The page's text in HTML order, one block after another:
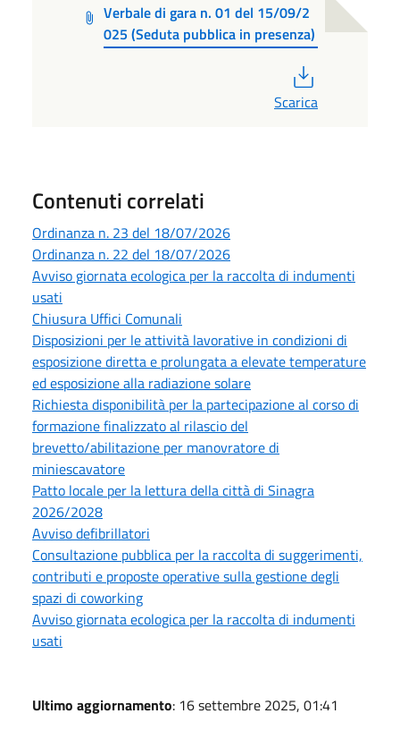
Verbale di gara n. 01 del 15/09/2
025 (Seduta pubblica in presenza)
Scarica
Contenuti correlati
Ordinanza n. 23 del 18/07/2026
Ordinanza n. 22 del 18/07/2026
Avviso giornata ecologica per la raccolta di indumenti
usati
Chiusura Uffici Comunali
Disposizioni per le attività lavorative in condizioni di
esposizione diretta e prolungata a elevate temperature
ed esposizione alla radiazione solare
Richiesta disponibilità per la partecipazione al corso di
formazione finalizzato al rilascio del
brevetto/abilitazione per manovratore di
miniescavatore
Patto locale per la lettura della città di Sinagra
2026/2028
Avviso defibrillatori
Consultazione pubblica per la raccolta di suggerimenti,
contributi e proposte operative sulla gestione degli
spazi di coworking
Avviso giornata ecologica per la raccolta di indumenti
usati
Ultimo aggiornamento: 16 settembre 2025, 01:41